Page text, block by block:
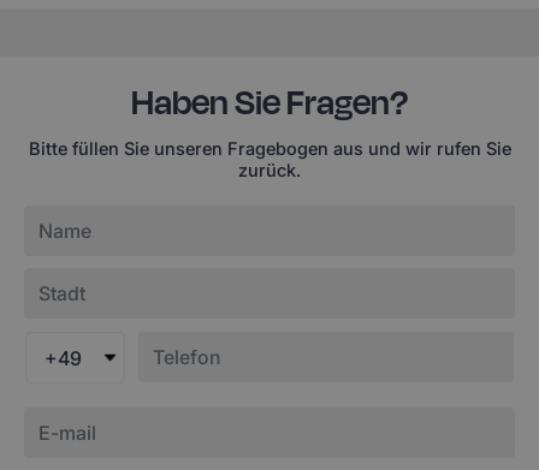
Haben Sie Fragen?
Bitte füllen Sie unseren Fragebogen aus und wir rufen Sie
zurück.
+49